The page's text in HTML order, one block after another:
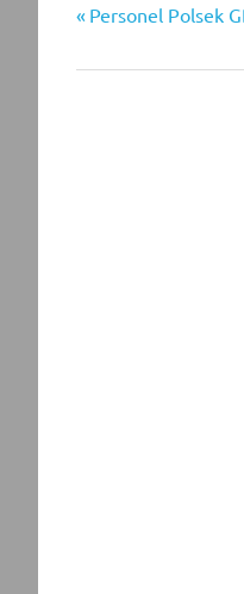
Post
navigation
Previous
Personel Polsek